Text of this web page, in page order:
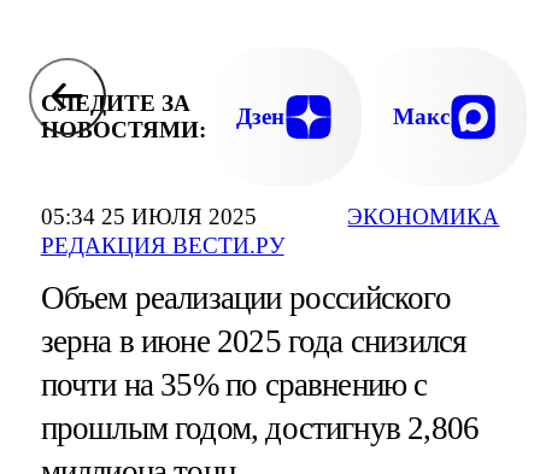
05:34 25 ИЮЛЯ 2025
РЕДАКЦИЯ ВЕСТИ.РУ
ЭКОНОМИКА
СЛЕДИТЕ ЗА
НОВОСТЯМИ:
Дзен Макс
Объем реализации российского
зерна в июне 2025 года снизился
почти на 35% по сравнению с
прошлым годом, достигнув 2,806